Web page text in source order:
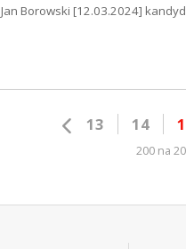
Jan Borowski [12.03.2024]
13 14
200 na